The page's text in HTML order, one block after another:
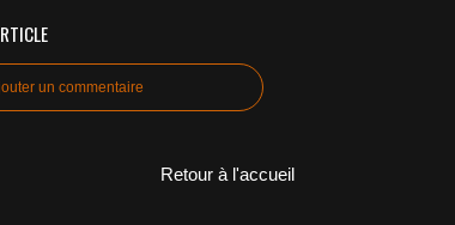
un commentaire
Retour à l'accueil